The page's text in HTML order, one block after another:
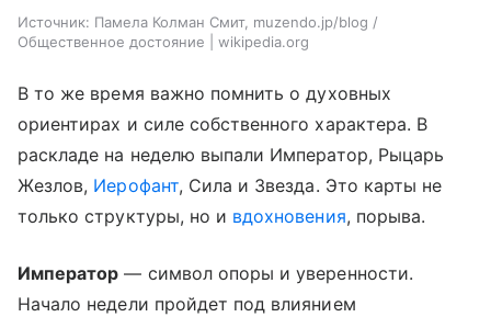
Источник: Памела Колман Смит, muzendo.jp/blog /
Общественное достояние | wikipedia.org
В то же время важно помнить о духовных
ориентирах и силе собственного характера. В
раскладе на неделю выпали Император, Рыцарь
Жезлов, Иерофант, Сила и Звезда. Это карты не
только структуры, но и вдохновения, порыва.
Император — символ опоры и уверенности.
Начало недели пройдет под влиянием